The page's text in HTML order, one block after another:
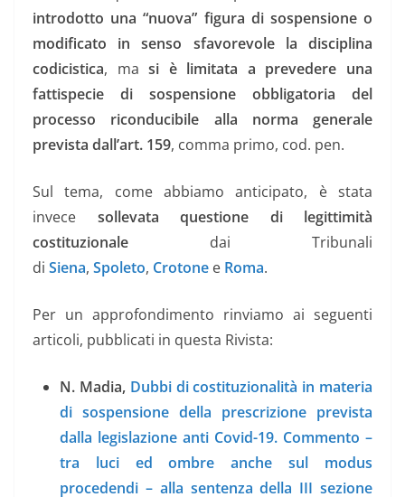
introdotto una “nuova” figura di sospensione o
modificato in senso sfavorevole la disciplina
codicistica, masi è limitata a prevedere una
fattispecie di sospensione obbligatoria del
processo riconducibile alla norma generale
prevista dall’art. 159, comma primo, cod. pen.
Sul tema, come abbiamo anticipato, è stata
invece sollevata questione di legittimità
costituzionale dai Tribunali
di Siena, Spoleto, Crotone e Roma.
Per un approfondimento rinviamo ai seguenti
articoli, pubblicati in questa Rivista:
N. Madia, Dubbi di costituzionalità in materia
di sospensione della prescrizione prevista
dalla legislazione anti Covid-19. Commento –
tra luci ed ombre anche sul modus
procedendi – alla sentenza della III sezione